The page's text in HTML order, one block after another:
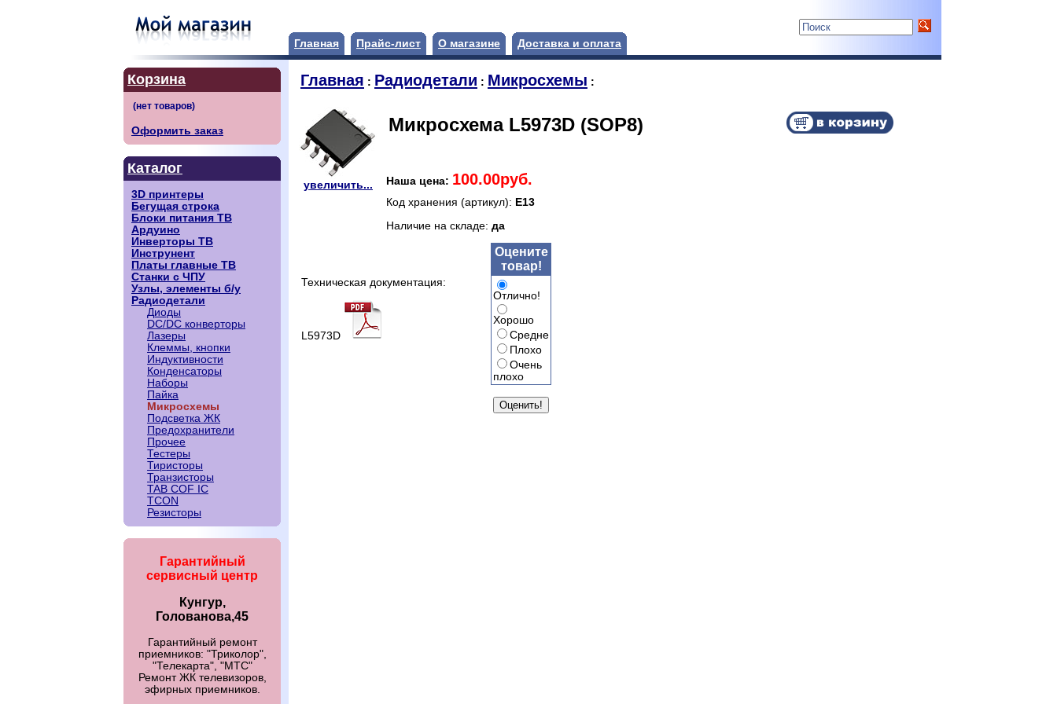
Главная Прайс-лист О магазине Доставка и оплата
Корзина
Оформить заказ
Каталог
3D принтеры
Бегущая строка
Блоки питания ТВ
Ардуино
Инверторы ТВ
Инструнент
Платы главные ТВ
Станки с ЧПУ
Узлы, элементы б/у
Радиодетали
Диоды
DC/DC конверторы
Лазеры
Клеммы, кнопки
Индуктивности
Конденсаторы
Наборы
Пайка
Микросхемы
Подсветка ЖК
Предохранители
Прочее
Тестеры
Тиристоры
Транзисторы
TAB COF IC
TCON
Резисторы
Гарантийный
сервисный центр
Кунгур,
Голованова,45
Гарантийный ремонт
приемников: "Триколор",
"Телекарта", "МТС"
Ремонт ЖК телевизоров,
эфирных приемников.
Главная : Радиодетали : Микросхемы :
увеличить...
Микросхема L5973D (SOP8)
Наша цена: 100.00руб.
Код хранения (артикул): E13
Наличие на складе: да
Техническая документация:
L5973D
Оцените
товар!
Отлично!
Хорошо
Средне
Плохо
Очень
плохо